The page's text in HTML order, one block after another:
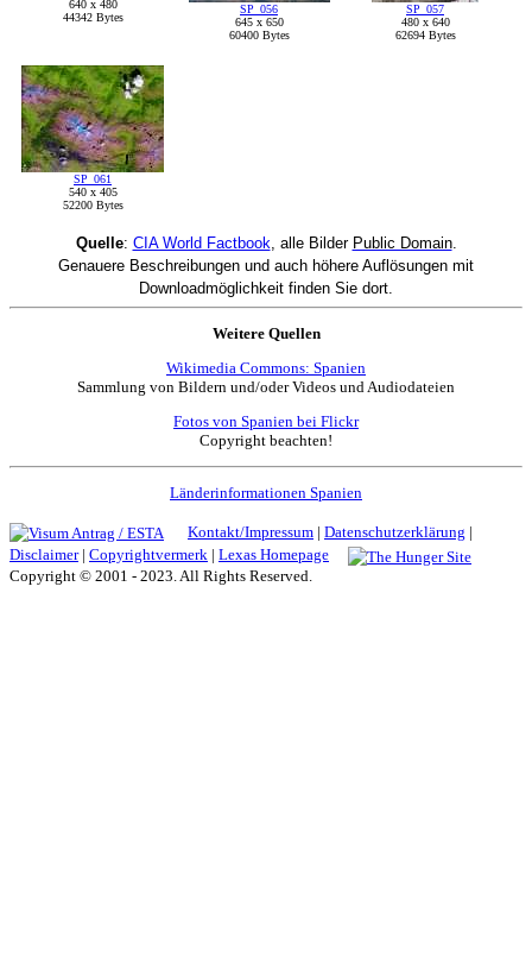
640 x 480
44342 Bytes
SP_056
645 x 650
60400 Bytes
SP_057
480 x 640
62694 Bytes
SP_061
540 x 405
52200 Bytes
Quelle: CIA World Factbook , alle Bilder Public Domain.
Genauere Beschreibungen und auch höhere Auflösungen mit
Downloadmöglichkeit finden Sie dort.
Weitere Quellen
Wikimedia Commons: Spanien
Sammlung von Bildern und/oder Videos und Audiodateien
Fotos von Spanien bei Flickr
Copyright beachten!
Länderinformationen Spanien
Kontakt/Impressum | Datenschutzerklärung |
Disclaimer| Copyrightvermerk | Lexas Homepage
Copyright © 2001 - 2023. All Rights Reserved.